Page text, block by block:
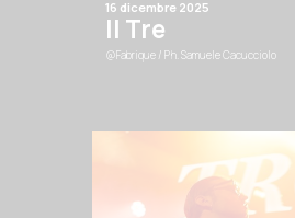
16 dicembre 2025
Il Tre
@Fabrique / Ph. Samuele Cacucciolo